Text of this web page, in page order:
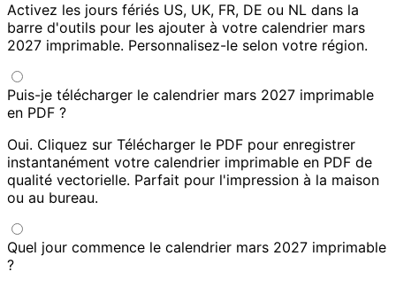
Activez les jours fériés US, UK, FR, DE ou NL dans la
barre d'outils pour les ajouter à votre calendrier mars
2027 imprimable. Personnalisez-le selon votre région.
Puis-je télécharger le calendrier mars 2027 imprimable
en PDF ?
Oui. Cliquez sur Télécharger le PDF pour enregistrer
instantanément votre calendrier imprimable en PDF de
qualité vectorielle. Parfait pour l'impression à la maison
ou au bureau.
Quel jour commence le calendrier mars 2027 imprimable
?